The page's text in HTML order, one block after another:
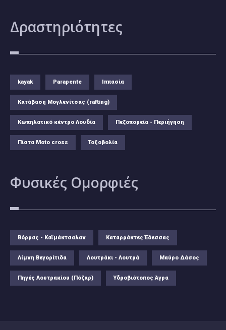
Δραστηριότητες
kayak Parapente Ιππασία
Κατάβαση Μογλενίτσας (rafting)
Κωπηλατικό κέντρο Λουδία Πεζοπορεία - Περιήγηση
Πίστα Moto cross Τοξοβολία
Φυσικές Ομορφιές
Βόρρας - Καϊμάκτσαλαν Καταρράκτες Έδεσσας
Λίμνη Βεγορίτιδα Λουτράκι - Λουτρά Μαύρο Δάσος
Πηγές Λουτρακίου (Πόζαρ) Υδροβιότοπος Άγρα